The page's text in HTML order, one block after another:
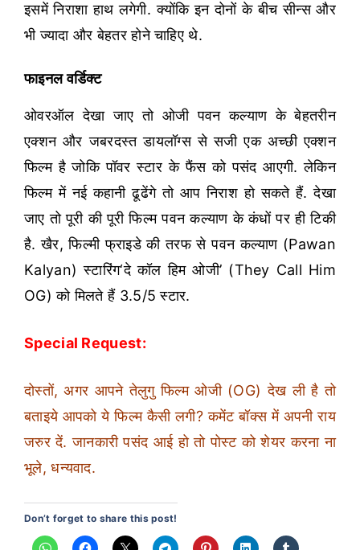
इसमें निराशा हाथ लगेगी. क्योंकि इन दोनों के बीच सीन्स और
भी ज्यादा और बेहतर होने चाहिए थे.
फाइनल वर्डिक्ट
ओवरऑल देखा जाए तो ओजी पवन कल्याण के बेहतरीन
एक्शन और जबरदस्त डायलॉग्स से सजी एक अच्छी एक्शन
फिल्म है जोकि पॉवर स्टार के फैंस को पसंद आएगी. लेकिन
फिल्म में नई कहानी ढूढेंगे तो आप निराश हो सकते हैं. देखा
जाए तो पूरी की पूरी फिल्म पवन कल्याण के कंधों पर ही टिकी
है. खैर, फिल्मी फ्राइडे की तरफ से पवन कल्याण (Pawan
Kalyan) स्टारिंग‘दे कॉल हिम ओजी’ (They Call Him
OG) को मिलते हैं 3.5/5 स्टार.
Special Request:
दोस्तों, अगर आपने तेलुगु फिल्म ओजी (OG) देख ली है तो
बताइये आपको ये फिल्म कैसी लगी? कमेंट बॉक्स में अपनी राय
जरुर दें. जानकारी पसंद आई हो तो पोस्ट को शेयर करना ना
भूले, धन्यवाद.
Don’t forget to share this post!